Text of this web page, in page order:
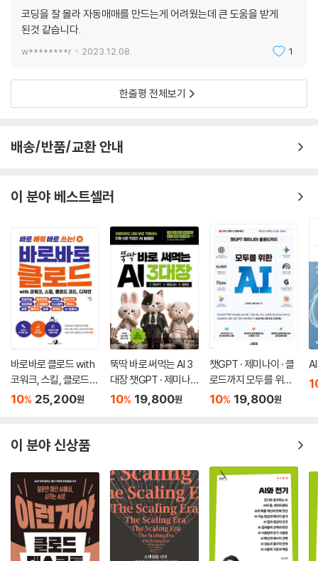
코딩을 잘 몰라 자동매매를 만드는게 어려웠는데 큰 도움을 받게
된것 같습니다.
w********r 2023.12.08. 1
한줄평 전체보기
배송/반품/교환 안내
이 분야 베스트셀러
바로바로 클로드 with
코워크, 스킬, 클로드
코드, 디자인
10% 25,200원
뚝딱 바로 써먹는 AI 3
대장 챗GPT · 제미나
이 · 클로드
10% 19,800원
챗GPT · 제미나이 · 클
로드까지 모두를 위한
AI
10% 19,800원
이 분야 신상품